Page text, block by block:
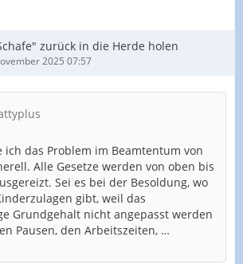
zurück in die Herde holen
2025 07:57
ich das Problem im Beamtentum von
Alle Gesetze werden von oben bis
Sei es bei der Besoldung, wo
gibt, weil das
Grundgehalt nicht angepasst werden
Pausen, den Arbeitszeiten, …